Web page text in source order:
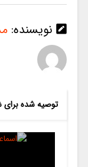
نویسنده:
توصیه شده برای